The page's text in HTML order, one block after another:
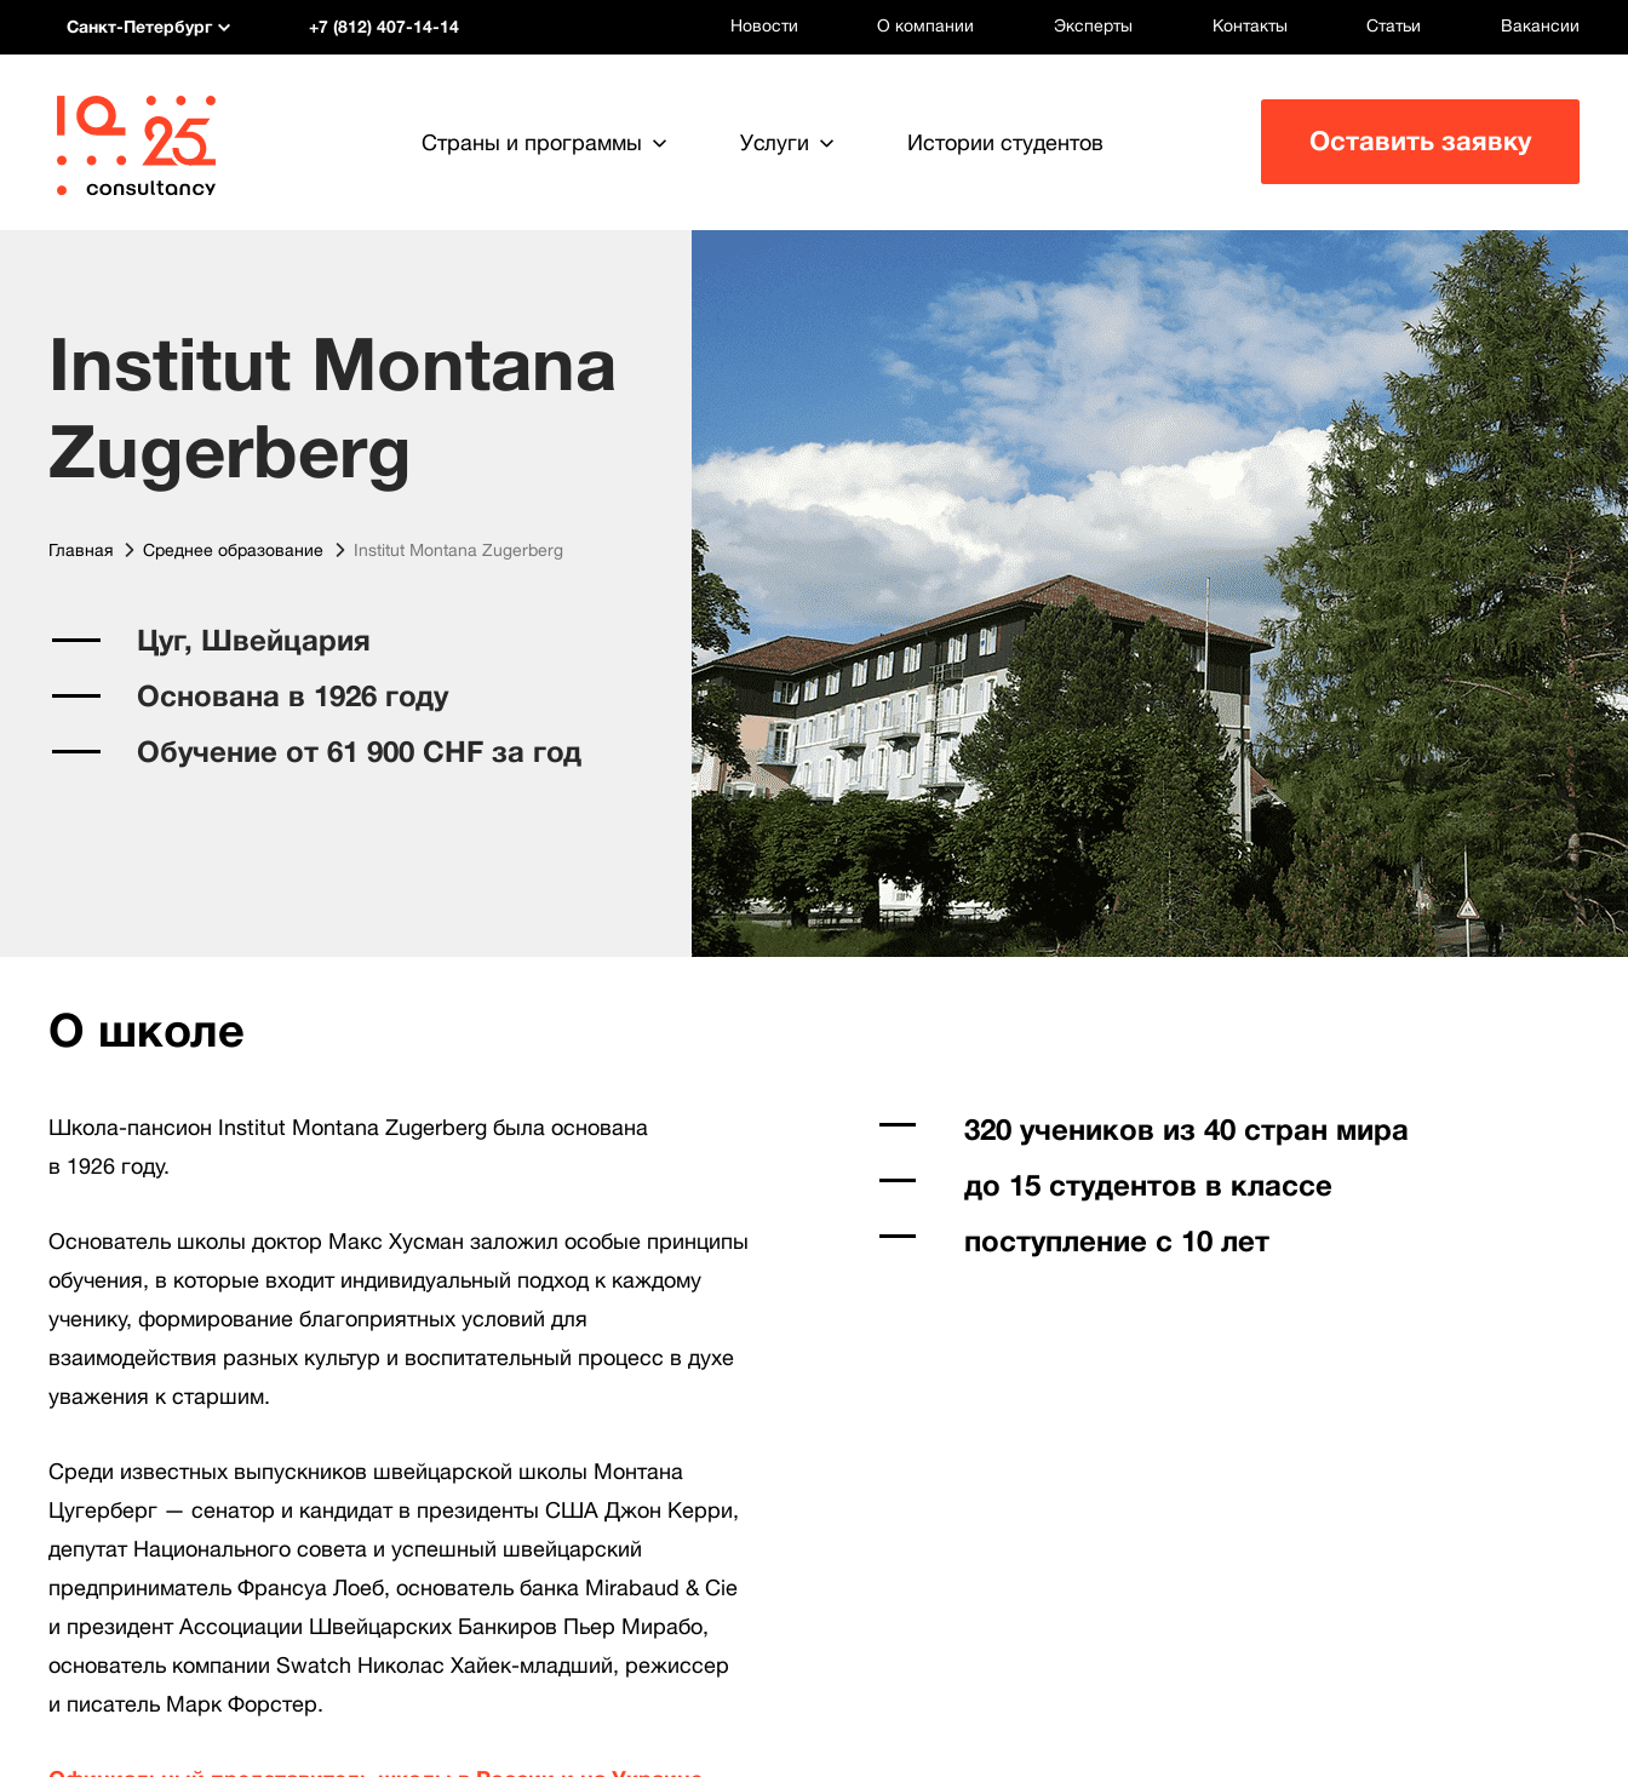
Санкт-Петербург +7 (812) 407-14-14 Новости О компании Эксперты Контакты Статьи Вакансии
Страны и программы Услуги Истории студентов Оставить заявку
Institut Montana
Zugerberg
Главная Среднее образование Institut Montana Zugerberg
Цуг, Швейцария
Основана в 1926 году
Обучение от 61 900 CHF за год
О школе
Школа-пансион Institut Montana Zugerberg была основана
в 1926 году.
Основатель школы доктор Макс Хусман заложил особые принципы
обучения, в которые входит индивидуальный подход к каждому
ученику, формирование благоприятных условий для
взаимодействия разных культур и воспитательный процесс в духе
уважения к старшим.
Среди известных выпускников швейцарской школы Монтана
Цугерберг — сенатор и кандидат в президенты США Джон Керри,
депутат Национального совета и успешный швейцарский
предприниматель Франсуа Лоеб, основатель банка Mirabaud & Cie
и президент Ассоциации Швейцарских Банкиров Пьер Мирабо,
основатель компании Swatch Николас Хайек-младший, режиссер
и писатель Марк Форстер.
320 учеников из 40 стран мира
до 15 студентов в классе
поступление с 10 лет